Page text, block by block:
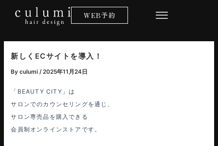
ス
WEB予約
新しくECサイトを導入！
Byculumi /2025年11月24日
「BEAUTY CITY」は
サロンでのカウンセリングを通じ、
サロン専売品を購入できる
会員制オンラインストアです。